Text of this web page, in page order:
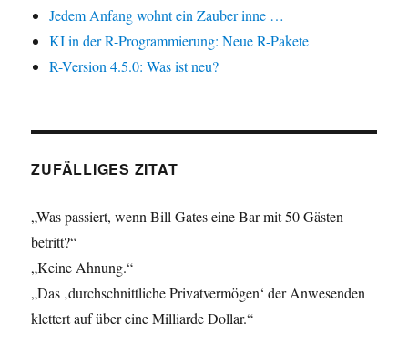
Jedem Anfang wohnt ein Zauber inne …
KI in der R-Programmierung: Neue R-Pakete
R-Version 4.5.0: Was ist neu?
ZUFÄLLIGES ZITAT
„Was passiert, wenn Bill Gates eine Bar mit 50 Gästen
betritt?“
„Keine Ahnung.“
„Das ‚durchschnittliche Privatvermögen‘ der Anwesenden
klettert auf über eine Milliarde Dollar.“